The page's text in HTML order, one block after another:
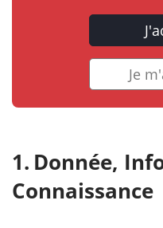
Je
Donnée,
Connaissance